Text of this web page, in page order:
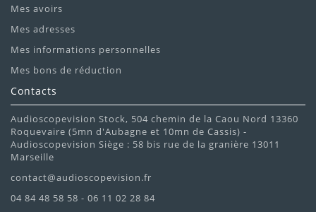
Mes avoirs
Mes adresses
Mes informations personnelles
Mes bons de réduction
Contacts
Audioscopevision Stock, 504 chemin de la Caou Nord 13360
Roquevaire (5mn d'Aubagne et 10mn de Cassis) -
Audioscopevision Siège : 58 bis rue de la granière 13011
Marseille
contact@audioscopevision.fr
04 84 48 58 58 - 06 11 02 28 84